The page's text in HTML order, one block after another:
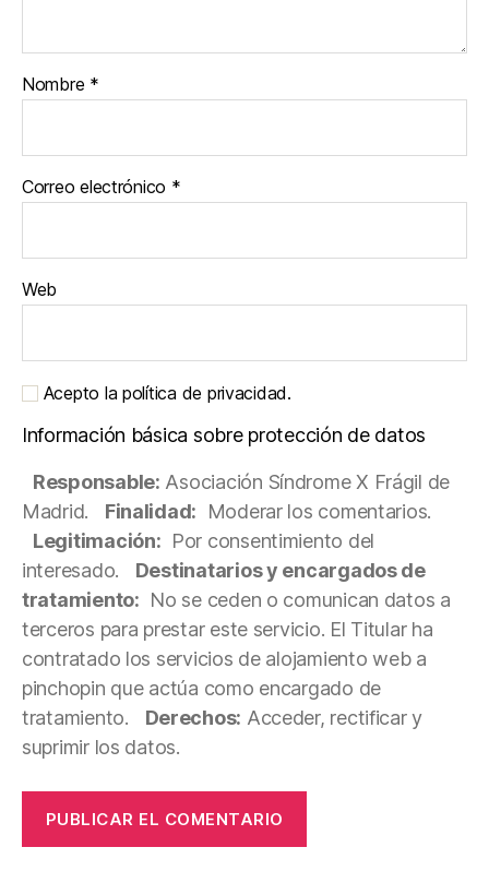
Nombre *
Correo electrónico *
Web
Acepto la política de privacidad.
Información básica sobre protección de datos
Responsable: Asociación Síndrome X Frágil de
Madrid.
Finalidad: Moderar los comentarios.
Legitimación: Por consentimiento del
interesado.
Destinatarios y encargados de
tratamiento: No se ceden o comunican datos a
terceros para prestar este servicio. El Titular ha
contratado los servicios de alojamiento web a
pinchopin que actúa como encargado de
tratamiento.
Derechos: Acceder, rectificar y
suprimir los datos.